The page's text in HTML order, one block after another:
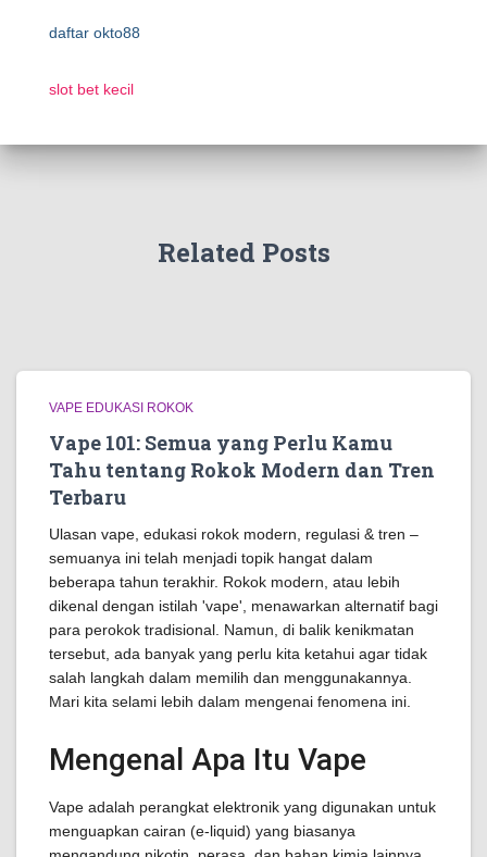
daftar okto88
slot bet kecil
Related Posts
VAPE EDUKASI ROKOK
Vape 101: Semua yang Perlu Kamu
Tahu tentang Rokok Modern dan Tren
Terbaru
Ulasan vape, edukasi rokok modern, regulasi & tren –
semuanya ini telah menjadi topik hangat dalam
beberapa tahun terakhir. Rokok modern, atau lebih
dikenal dengan istilah 'vape', menawarkan alternatif bagi
para perokok tradisional. Namun, di balik kenikmatan
tersebut, ada banyak yang perlu kita ketahui agar tidak
salah langkah dalam memilih dan menggunakannya.
Mari kita selami lebih dalam mengenai fenomena ini.
Mengenal Apa Itu Vape
Vape adalah perangkat elektronik yang digunakan untuk
menguapkan cairan (e-liquid) yang biasanya